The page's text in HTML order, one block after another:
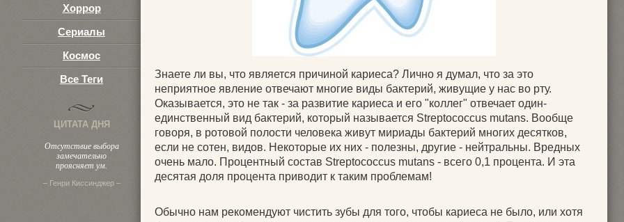
Хоррор
Сериалы
Космос
Все Теги
ЦИТАТА ДНЯ
Отсутствие выбора
замечательно
проясняет ум.
– Генри Киссинджер –
Знаете ли вы, что является причиной кариеса? Лично я думал, что за это
неприятное явление отвечают многие виды бактерий, живущие у нас во рту.
Оказывается, это не так - за развитие кариеса и его "коллег" отвечает один-
единственный вид бактерий, который называется Streptococcus mutans. Вообще
говоря, в ротовой полости человека живут мириады бактерий многих десятков,
если не сотен, видов. Некоторые их них - полезны, другие - нейтральны. Вредных
очень мало. Процентный состав Streptococcus mutans - всего 0,1 процента. И эта
десятая доля процента приводит к таким проблемам!
Обычно нам рекомендуют чистить зубы для того, чтобы кариеса не было, или хотя